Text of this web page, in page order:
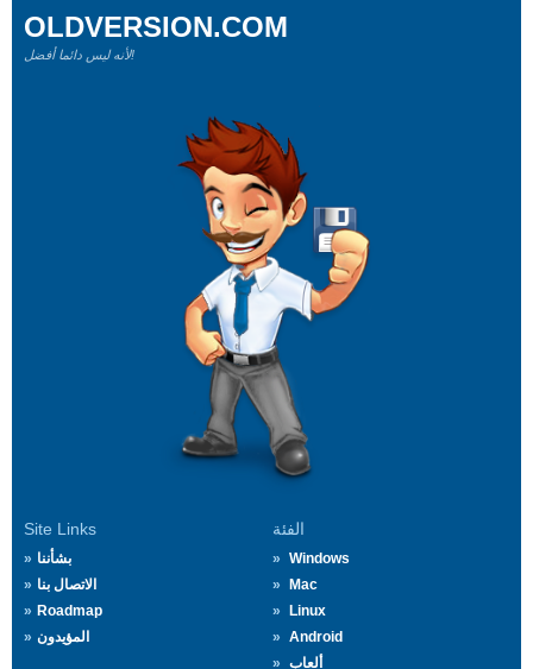
Site Links
بشأننا
الاتصال بنا
Roadmap
المؤيدون
الفئة
Windows
Mac
Linux
Android
ألعاب
OLDVERSION.COM
لأنه ليس دائما أفضل!